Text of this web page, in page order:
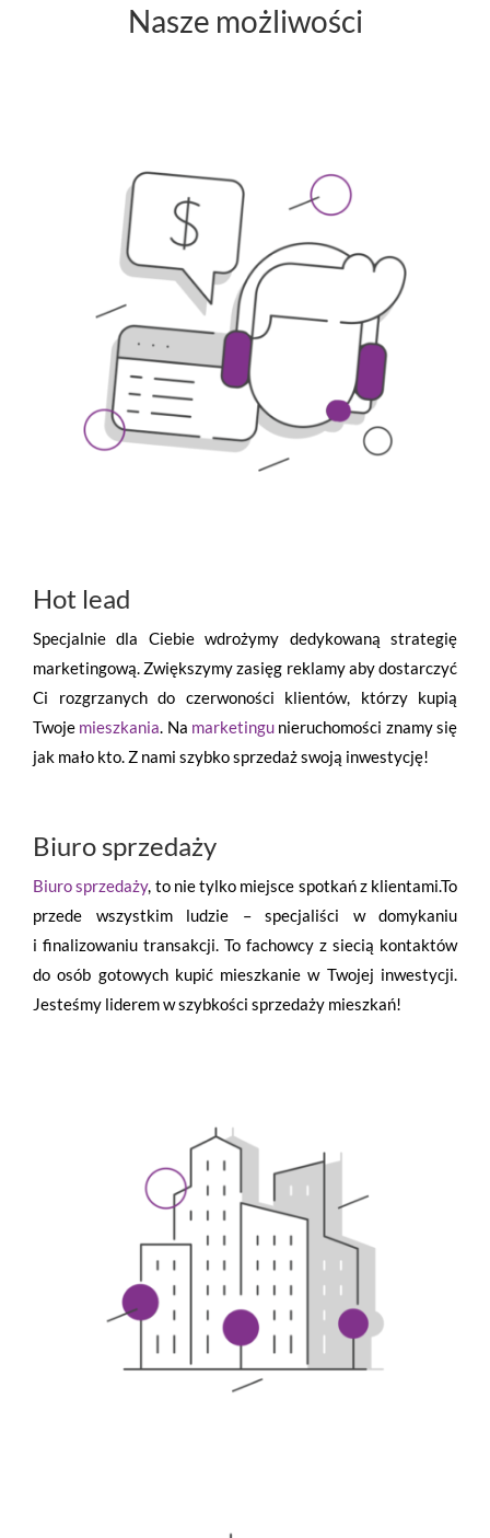
Nasze możliwości
Hot lead
Specjalnie dla Ciebie wdrożymy dedykowaną strategię
marketingową. Zwiększymy zasięg reklamy aby dostarczyć
Ci rozgrzanych do czerwoności klientów, którzy kupią
Twoje mieszkania. Na marketingu nieruchomości znamy się
jak mało kto. Z nami szybko sprzedaż swoją inwestycję!
Biuro sprzedaży
Biuro sprzedaży, to nie tylko miejsce spotkań z klientami.To
przede wszystkim ludzie – specjaliści w domykaniu
i finalizowaniu transakcji. To fachowcy z siecią kontaktów
do osób gotowych kupić mieszkanie w Twojej inwestycji.
Jesteśmy liderem w szybkości sprzedaży mieszkań!